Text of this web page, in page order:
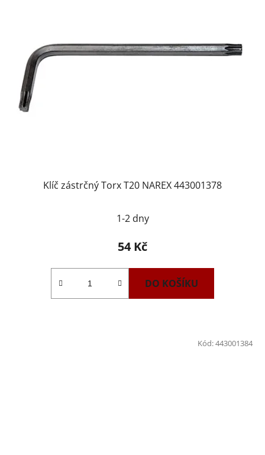
Klíč zástrčný Torx T20 NAREX 443001378
1-2 dny
54 Kč
DO KOŠÍKU
Kód:443001384